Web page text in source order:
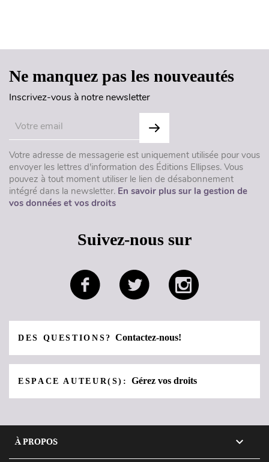
Ne manquez pas les nouveautés
Inscrivez-vous à notre newsletter
Votre adresse de messagerie est uniquement utilisée pour vous
envoyer les lettres d'information des Éditions Ellipses. Vous
pouvez à tout moment utiliser le lien de désabonnement
intégré dans la newsletter. En savoir plus sur la gestion de
vos données et vos droits
Suivez-nous sur
DES QUESTIONS?Contactez-nous!
ESPACE AUTEUR(S):Gérez vos droits
À PROPOS 